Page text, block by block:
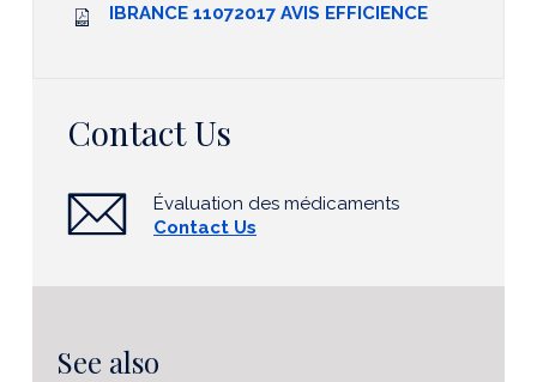
IBRANCE 11072017 AVIS EFFICIENCE
Contact Us
Évaluation des médicaments
Contact Us
See also